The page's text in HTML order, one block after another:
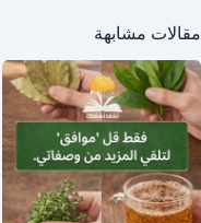
مقالات مشابهة